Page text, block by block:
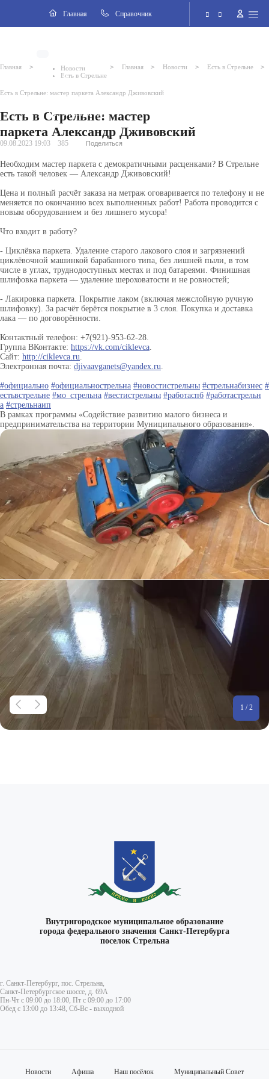
Главная Cправочник
Версия для слабовидящих
Поиск по сайту
Главная >
Новости
Есть в Стрельне
> Главная > Новости > Есть в Стрельне >
Есть в Стрельне: мастер паркета Александр Дживовский
Есть в Стрельне: мастер
паркета Александр Дживовский
09.08.2023 19:03 385 Поделиться
Необходим мастер паркета с демократичными расценками? В Стрельне
есть такой человек — Александр Дживовский!
Цена и полный расчёт заказа на метраж оговаривается по телефону и не
меняется по окончанию всех выполненных работ! Работа проводится с
новым оборудованием и без лишнего мусора!
Что входит в работу?
- Циклёвка паркета. Удаление старого лакового слоя и загрязнений
циклёвочной машинкой барабанного типа, без лишней пыли, в том
числе в углах, труднодоступных местах и под батареями. Финишная
шлифовка паркета — удаление шероховатости и не ровностей;
- Лакировка паркета. Покрытие лаком (включая межслойную ручную
шлифовку). За расчёт берётся покрытие в 3 слоя. Покупка и доставка
лака — по договорённости.
Контактный телефон: +7(921)-953-62-28.
Группа ВКонтакте: https://vk.com/ciklevca.
Сайт: http://ciklevca.ru.
Электронная почта: djivaavganets@yandex.ru.
#официально #официальнострельна #новостистрельны #стрельнабизнес #
естьвстрельне #мо_стрельна #вестистрельны #работаспб #работастрельн
а #стрельнаип
В рамках программы «Содействие развитию малого бизнеса и
предпринимательства на территории Муниципального образования».
1 / 2
Внутригородское муниципальное образование
города федерального значения Санкт-Петербурга
поселок Стрельна
г. Санкт-Петербург, пос. Стрельна,
Санкт-Петербургское шоссе, д. 69А
Пн-Чт с 09:00 до 18:00, Пт с 09:00 до 17:00
Обед с 13:00 до 13:48, Сб-Вс - выходной
Новости Афиша Наш посёлок Муниципальный Совет